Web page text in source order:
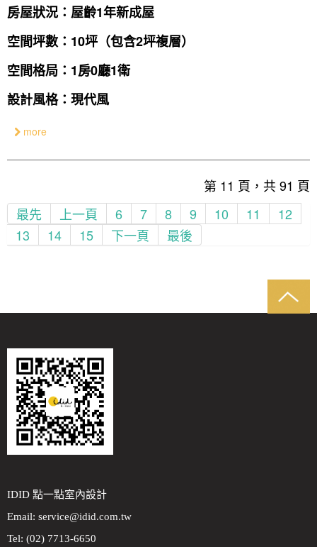
房屋狀況：屋齡1年新成屋
空間坪數：10坪（包含2坪複層）
空間格局：1房0廳1衛
設計風格：現代風
more
第 11 頁，共 91 頁
最先
上一頁 6 7 8 9 10 11
12
13
14 15 下一頁 最後
IDID 點一點室內設計
Email: service@idid.com.tw
Tel: (02) 7713-6650